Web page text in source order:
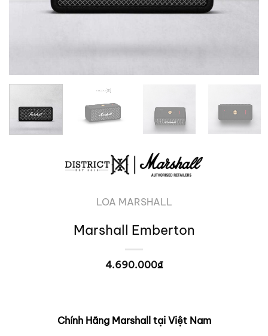
LOA MARSHALL
Marshall Emberton
4.690.000₫
Chính Hãng Marshall tại Việt Nam